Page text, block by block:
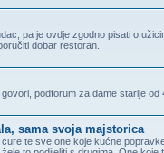
pa je ovdje zgodno pisati o
dobar restoran.
podforum za dame starije od
sama svoja majstorica
te sve one koje kućne